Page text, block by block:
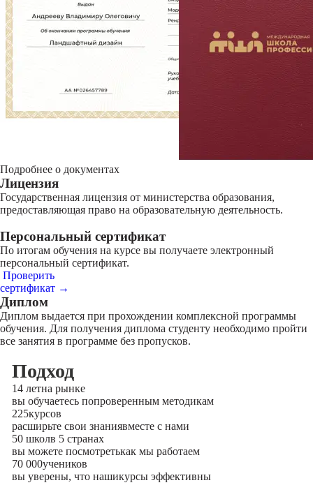
Подробнее о документах
Лицензия
Государственная лицензия от министерства образования,
предоставляющая право на образовательную деятельность.
Персональный сертификат
По итогам обучения на курсе вы получаете электронный
персональный сертификат.
Проверить
сертификат →
Диплом
Диплом выдается при прохождении комплексной программы
обучения. Для получения диплома студенту необходимо пройти
все занятия в программе без пропусков.
Подход
14 летна рынке
вы обучаетесь попроверенным методикам
225курсов
расширьте свои знаниявместе с нами
50 школв 5 странах
вы можете посмотретькак мы работаем
70 000учеников
вы уверены, что нашикурсы эффективны